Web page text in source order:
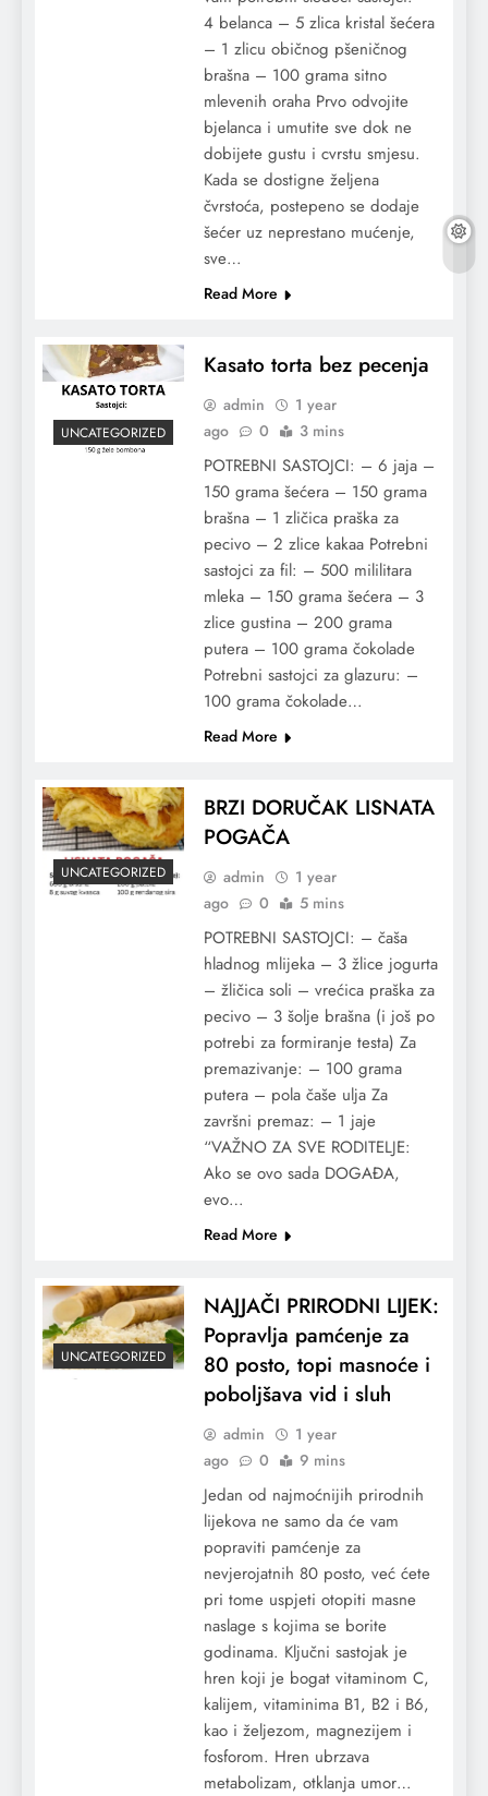
4 belanca – 5 zlica kristal šećera
– 1 zlicu običnog pšeničnog
brašna – 100 grama sitno
mlevenih oraha Prvo odvojite
bjelanca i umutite sve dok ne
dobijete gustu i cvrstu smjesu.
Kada se dostigne željena
čvrstoća, postepeno se dodaje
šećer uz neprestano mućenje,
sve…
Read More
UNCATEGORIZED
Kasato torta bez pecenja
admin
1 year
ago
0 3 mins
POTREBNI SASTOJCI: – 6 jaja –
150 grama šećera – 150 grama
brašna – 1 zličica praška za
pecivo – 2 zlice kakaa Potrebni
sastojci za fil: – 500 mililitara
mleka – 150 grama šećera – 3
zlice gustina – 200 grama
putera – 100 grama čokolade
Potrebni sastojci za glazuru: –
100 grama čokolade…
Read More
UNCATEGORIZED
BRZI DORUČAK LISNATA
POGAČA
admin
1 year
ago
0 5 mins
POTREBNI SASTOJCI: – čaša
hladnog mlijeka – 3 žlice jogurta
– žličica soli – vrećica praška za
pecivo – 3 šolje brašna (i još po
potrebi za formiranje testa) Za
premazivanje: – 100 grama
putera – pola čaše ulja Za
završni premaz: – 1 jaje
“VAŽNO ZA SVE RODITELJE:
Ako se ovo sada DOGAĐA,
evo…
Read More
UNCATEGORIZED
NAJJAČI PRIRODNI LIJEK:
Popravlja pamćenje za
80 posto, topi masnoće i
poboljšava vid i sluh
admin
1 year
ago
0 9 mins
Jedan od najmoćnijih prirodnih
lijekova ne samo da će vam
popraviti pamćenje za
nevjerojatnih 80 posto, već ćete
pri tome uspjeti otopiti masne
naslage s kojima se borite
godinama. Ključni sastojak je
hren koji je bogat vitaminom C,
kalijem, vitaminima B1, B2 i B6,
kao i željezom, magnezijem i
fosforom. Hren ubrzava
metabolizam, otklanja umor…